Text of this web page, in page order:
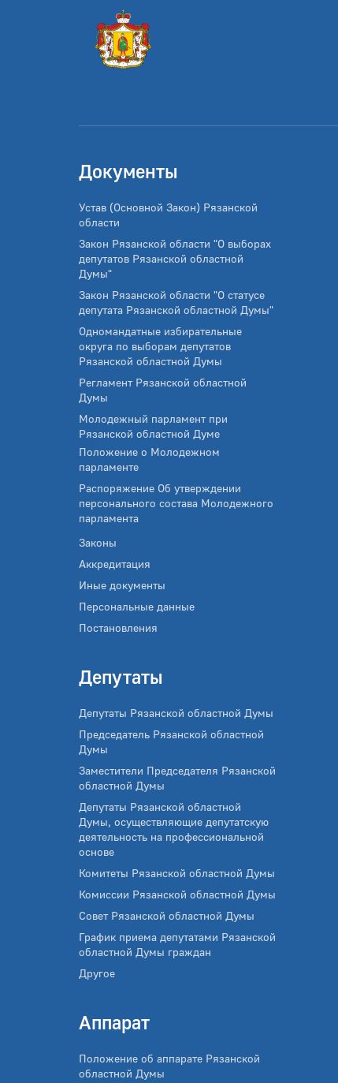
Документы
Устав (Основной Закон) Рязанской
области
Закон Рязанской области "О выборах
депутатов Рязанской областной
Думы"
Закон Рязанской области "О статусе
депутата Рязанской областной Думы"
Одномандатные избирательные
округа по выборам депутатов
Рязанской областной Думы
Регламент Рязанской областной
Думы
Молодежный парламент при
Рязанской областной Думе
Положение о Молодежном
парламенте
Распоряжение Об утверждении
персонального состава Молодежного
парламента
Законы
Аккредитация
Иные документы
Персональные данные
Постановления
Депутаты
Депутаты Рязанской областной Думы
Председатель Рязанской областной
Думы
Заместители Председателя Рязанской
областной Думы
Депутаты Рязанской областной
Думы, осуществляющие депутатскую
деятельность на профессиональной
основе
Комитеты Рязанской областной Думы
Комиссии Рязанской областной Думы
Совет Рязанской областной Думы
График приема депутатами Рязанской
областной Думы граждан
Другое
Аппарат
Положение об аппарате Рязанской
областной Думы